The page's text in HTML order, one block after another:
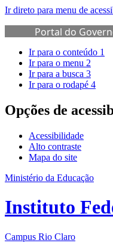
Ir direto para menu de
Portal do
de Governo
Ir para o conteúdo 1
Ir para o menu 2
Ir para a busca 3
Ir para o rodapé 4
Opções de
Acessibilidade
Alto contraste
Mapa do site
Ministério da Educação
Instituto
Campus Rio Claro